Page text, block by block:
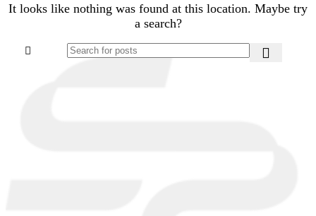
It looks like nothing was found at this location. Maybe try
a search?